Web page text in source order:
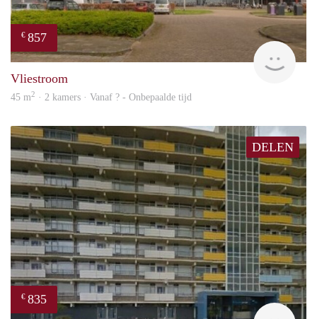
€ 857
Vliestroom
45 m2 · 2 kamers · Vanaf ? - Onbepaalde tijd
DELEN
€ 835
rent